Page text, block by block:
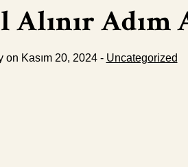
Alınır Adım
on Kasım 20, 2024 - Uncategorized